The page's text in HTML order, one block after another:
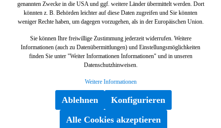
genannten Zwecke in die USA und ggf. weitere Länder übermittelt werden. Dort
könnten z. B. Behörden leichter auf diese Daten zugreifen und Sie könnten
weniger Rechte haben, um dagegen vorzugehen, als in der Europäischen Union.
Sie können Ihre freiwillige Zustimmung jederzeit widerrufen. Weitere
Informationen (auch zu Datenübermittlungen) und Einstellungsmöglichkeiten
finden Sie unter "Weiter Informationen Informationen" und in unseren
Datenschutzhinweisen.
Weitere Informationen
Ablehnen
Konfigurieren
Alle Cookies akzeptieren